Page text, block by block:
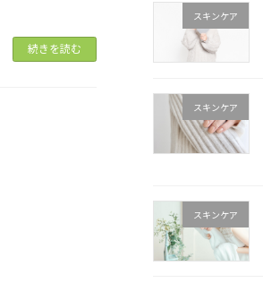
続きを読む
スキンケア
スキンケア
スキンケア